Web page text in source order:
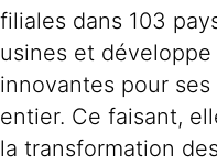
filiales dans 103
usines et
innovantes pour
entier. Ce faisant,
la transformation